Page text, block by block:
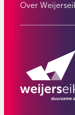
Over